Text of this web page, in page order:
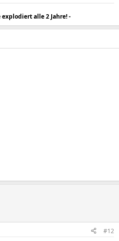
alle 2 Jahre! -
#12